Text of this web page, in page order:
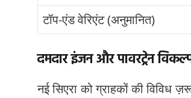
टॉप-एंड वेरिएंट (अनुमानित)
दमदार इंजन और पावरट्रेन
नई सिएरा को ग्राहकों की विविध